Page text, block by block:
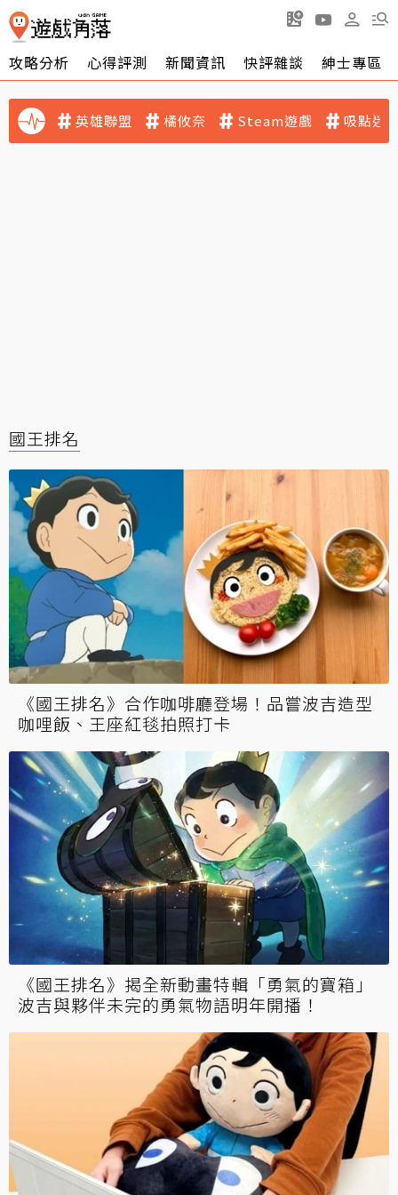
攻略分析 心得評測 新聞資訊 快評雜談 紳士專區
英雄聯盟 橘攸奈 Steam遊戲 吸點迷
國王排名
《國王排名》合作咖啡廳登場！品嘗波吉造型
咖哩飯、王座紅毯拍照打卡
《國王排名》揭全新動畫特輯「勇氣的寶箱」
波吉與夥伴未完的勇氣物語明年開播！